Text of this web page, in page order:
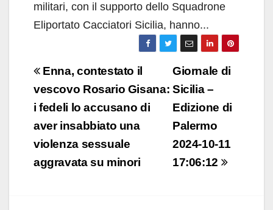
militari, con il supporto dello Squadrone
Eliportato Cacciatori Sicilia, hanno...
Navigazione
articoli
Giornale di
Sicilia –
Edizione di
Palermo
2024-10-11
17:06:12
Enna, contestato il
vescovo Rosario Gisana:
i fedeli lo accusano di
aver insabbiato una
violenza sessuale
aggravata su minori